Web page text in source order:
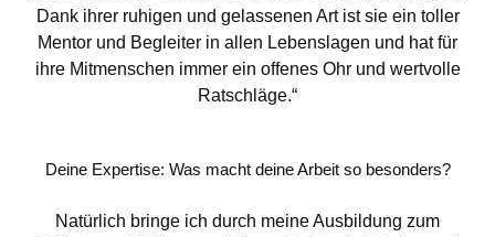
Dank ihrer ruhigen und gelassenen Art ist sie ein toller
Mentor und Begleiter in allen Lebenslagen und hat für
ihre Mitmenschen immer ein offenes Ohr und wertvolle
Ratschläge.“
Deine Expertise: Was macht deine Arbeit so besonders?
Natürlich bringe ich durch meine Ausbildung zum